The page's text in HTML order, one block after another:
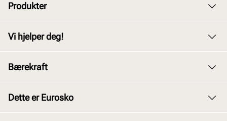
Produkter
Barn
Vi hjelper deg!
Kjøpsbetingelser
Bærekraft
Dette er Eurosko